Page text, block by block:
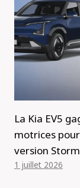
La Kia EV5
motrices
version
1 juillet 2026